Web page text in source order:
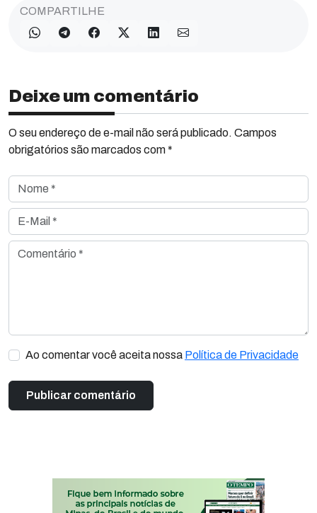
COMPARTILHE
Deixe um comentário
O seu endereço de e-mail não será publicado. Campos
obrigatórios são marcados com *
Nome *
E-Mail *
Comentário *
Ao comentar você aceita nossa Política de Privacidade